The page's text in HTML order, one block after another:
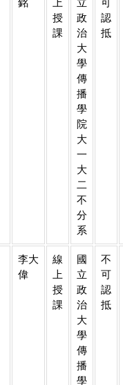
銘
上
授
課
立
政
治
大
學
傳
播
學
院
大
一
大
二
不
分
系
可
認
抵
李大
偉
線
上
授
課
國
立
政
治
大
學
傳
播
學
不
可
認
抵